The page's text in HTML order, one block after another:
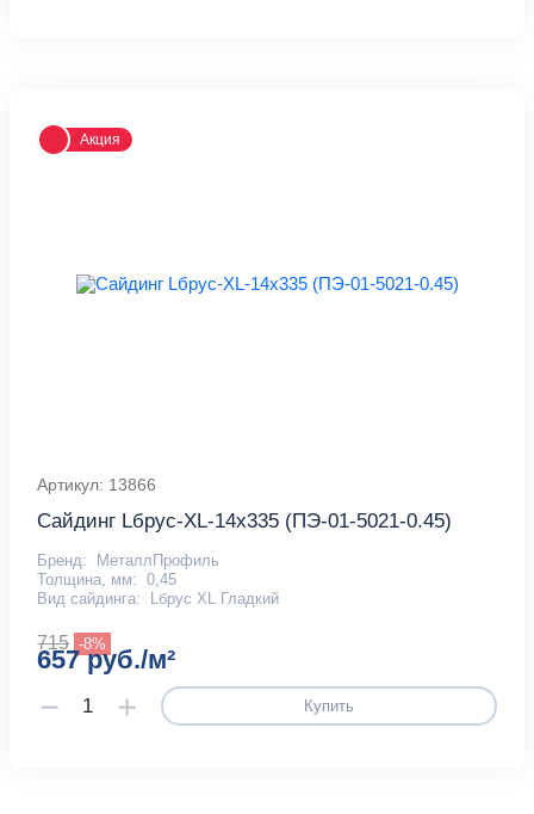
Акция
Артикул: 13866
Сайдинг Lбрус-XL-14х335 (ПЭ-01-5021-0.45)
Бренд:
МеталлПрофиль
Толщина, мм: 0,45
Вид сайдинга:
Lбрус XL Гладкий
715 -8%
657 руб./м²
Купить